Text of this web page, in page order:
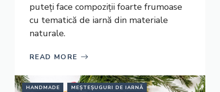
puteți face compoziții foarte frumoase
cu tematică de iarnă din materiale
naturale.
READ MORE
HANDMADE MEȘTEȘUGURI DE IARNĂ